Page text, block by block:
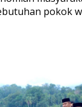
pokok